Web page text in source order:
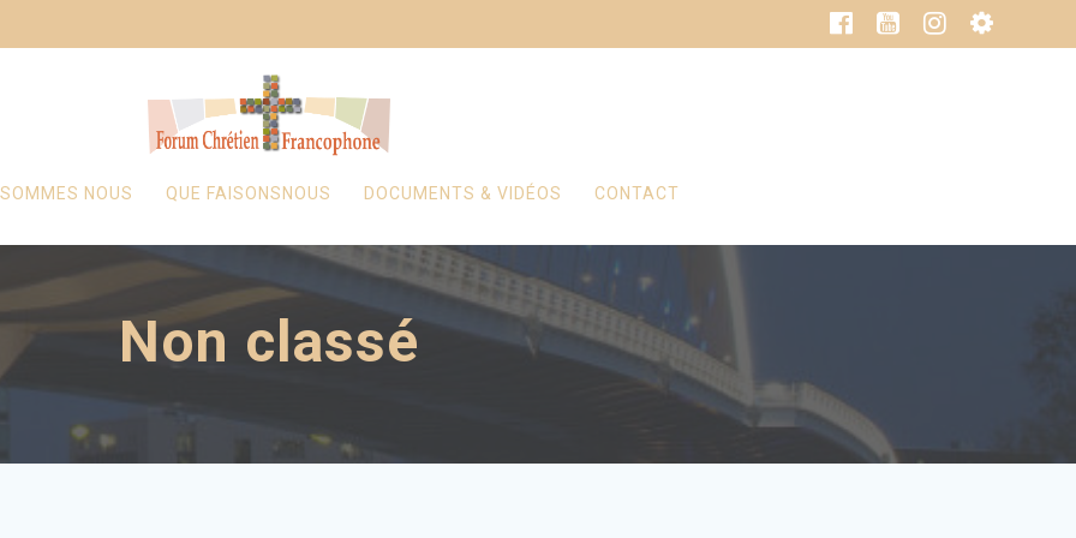
NOUS QUE FAISONSNOUS DOCUMENTS & VIDÉOS CONTACT
Non classé